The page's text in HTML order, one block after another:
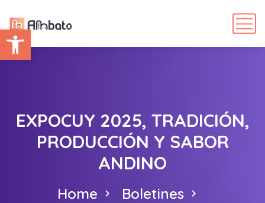
Abrir barra de herramientas
EXPOCUY 2025, TRADICIÓN,
PRODUCCIÓN Y SABOR
ANDINO
Home
Boletines